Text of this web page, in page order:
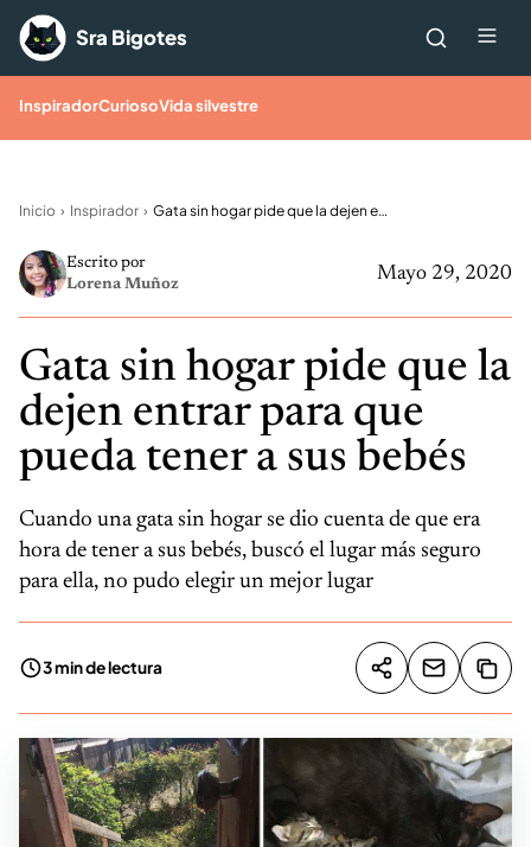
Saltar al contenido
Sra Bigotes
InspiradorCuriosoVida silvestre
Inicio Inspirador Gata sin hogar pide que la dejen entrar para que pueda tener a sus bebés
Mayo 29, 2020
Escrito por
Lorena Muñoz
Gata sin hogar pide que la
dejen entrar para que
pueda tener a sus bebés
Cuando una gata sin hogar se dio cuenta de que era
hora de tener a sus bebés, buscó el lugar más seguro
para ella, no pudo elegir un mejor lugar
3 min de lectura Compartir